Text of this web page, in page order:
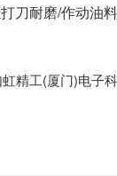
刀耐磨/作动油
精工(厦门)电子